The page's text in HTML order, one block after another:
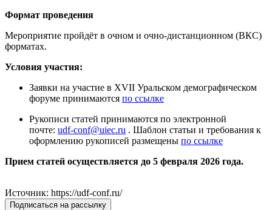
Формат проведения
Мероприятие пройдёт в очном и очно-дистанционном (ВКС)
форматах.
Условия участия:
Заявки на участие в XVII Уральском демографическом
форуме принимаются по ссылке
Рукописи статей принимаются по электронной
почте: udf-conf@uiec.ru . Шаблон статьи и требования к
оформлению рукописей размещены по ссылке
Прием статей осуществляется до 5 февраля 2026 года.
Источник: https://udf-conf.ru/
Подписаться на рассылку